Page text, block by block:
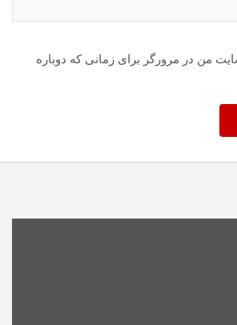
من در مرورگر برای زمانی که دوباره